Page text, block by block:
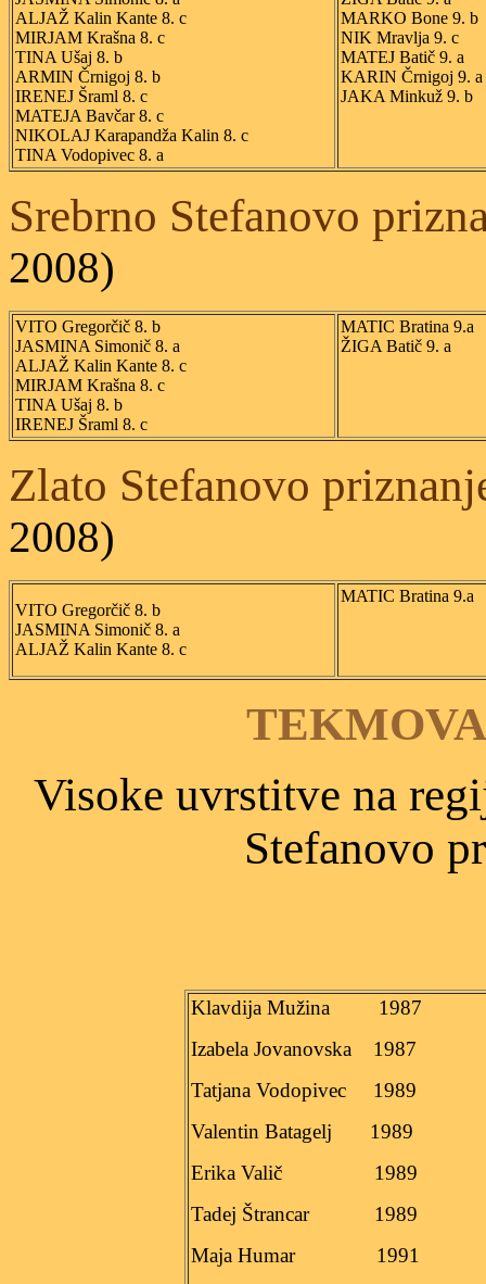
ALJAŽ Kalin Kante 8. c
MIRJAM Krašna 8. c
TINA Ušaj 8. b
ARMIN Črnigoj 8. b
IRENEJ Šraml 8. c
MATEJA Bavčar 8. c
NIKOLAJ Karapandža Kalin 8. c
TINA Vodopivec 8. a
MARKO Bone 9. b
NIK Mravlja 9. c
MATEJ Batič 9. a
KARIN Črnigoj 9. a
JAKA Minkuž 9. b
Srebrno Stefanovo
2008)
VITO Gregorčič 8. b
JASMINA Simonič 8. a
ALJAŽ Kalin Kante 8. c
MIRJAM Krašna 8. c
TINA Ušaj 8. b
IRENEJ Šraml 8. c
MATIC Bratina 9.a
ŽIGA Batič 9. a
Zlato Stefanovo
2008)
VITO Gregorčič 8. b
JASMINA Simonič 8. a
ALJAŽ Kalin Kante 8. c
MATIC Bratina 9.a
Visoke uvrstitve na
Stefanovo
Klavdija Mužina
1987
Izabela Jovanovska
1987
Tatjana Vodopivec
1989
Valentin Batagelj
1989
Erika Valič
1989
Tadej Štrancar
1989
Maja Humar
1991